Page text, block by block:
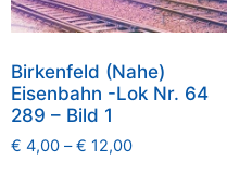
Birkenfeld (Nahe)
Eisenbahn -Lok Nr. 64
289 – Bild 1
€ 4,00 –€ 12,00